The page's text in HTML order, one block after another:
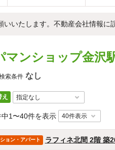
いたします。不動産会社情報に
マンショップ金沢
索条件 なし
1〜40件を表示
ョン・アパート ラフィネ北間 2階 築